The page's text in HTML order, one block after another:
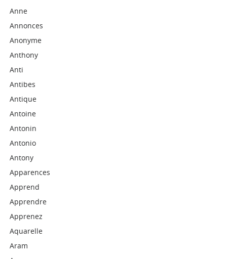
Anne
Annonces
Anonyme
Anthony
Anti
Antibes
Antique
Antoine
Antonin
Antonio
Antony
Apparences
Apprend
Apprendre
Apprenez
Aquarelle
Aram